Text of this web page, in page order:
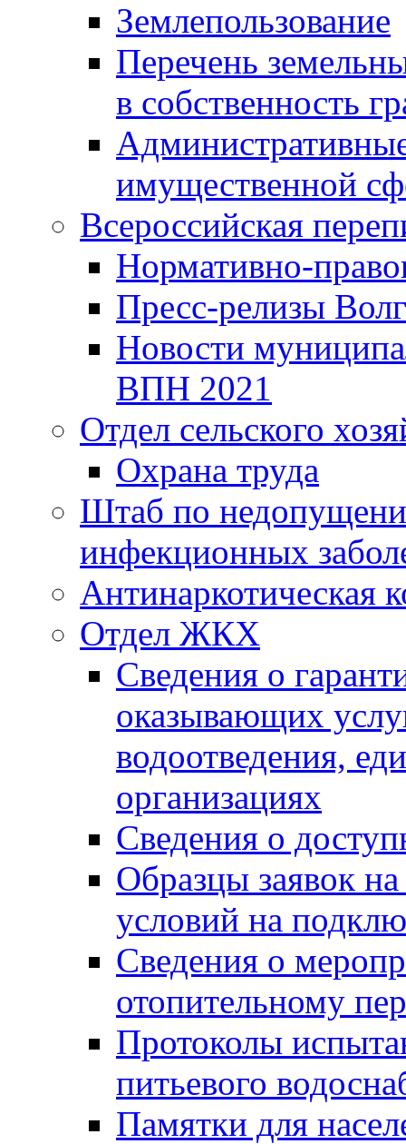
Землепользование
Перечень
в собственность
имущественной
Всероссийская
Нормативно-
Пресс-релизы
Новости
ВПН 2021
Отдел сельского
Охрана труда
Штаб по
инфекционных
Антинаркотическая
Отдел ЖКХ
Сведения о
оказывающих
водоотведения,
организациях
Сведения о
Образцы заявок
условий на
Сведения о
отопительному
Протоколы
питьевого
Памятки для